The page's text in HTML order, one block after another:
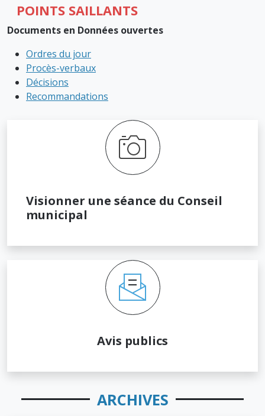
POINTS SAILLANTS
Documents en Données ouvertes
Ordres du jour
Procès-verbaux
Décisions
Recommandations
Visionner une séance du Conseil
municipal
Avis publics
ARCHIVES